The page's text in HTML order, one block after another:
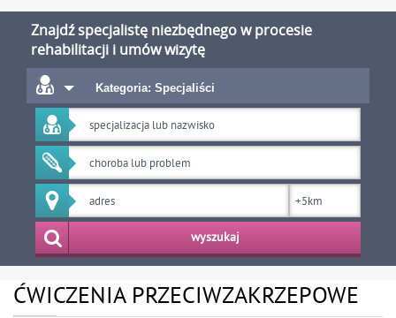
Znajdź specjalistę niezbędnego w procesie
rehabilitacji i umów wizytę
Kategoria: Specjaliści
wyszukaj
ĆWICZENIA PRZECIWZAKRZEPOWE